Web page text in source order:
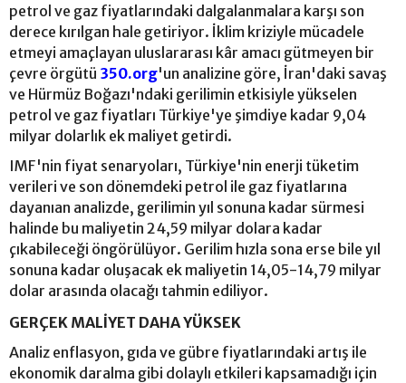
petrol ve gaz fiyatlarındaki dalgalanmalara karşı son
derece kırılgan hale getiriyor. İklim kriziyle mücadele
etmeyi amaçlayan uluslararası kâr amacı gütmeyen bir
çevre örgütü 350.org'un analizine göre, İran'daki savaş
ve Hürmüz Boğazı'ndaki gerilimin etkisiyle yükselen
petrol ve gaz fiyatları Türkiye'ye şimdiye kadar 9,04
milyar dolarlık ek maliyet getirdi.
IMF'nin fiyat senaryoları, Türkiye'nin enerji tüketim
verileri ve son dönemdeki petrol ile gaz fiyatlarına
dayanıan analizde, gerilimin yıl sonuna kadar sürmesi
halinde bu maliyetin 24,59 milyar dolara kadar
çıkabileceği öngörülüyor. Gerilim hızla sona erse bile yıl
sonuna kadar oluşacak ek maliyetin 14,05-14,79 milyar
dolar arasında olacağı tahmin ediliyor.
GERÇEK MALİYET DAHA YÜKSEK
Analiz enflasyon, gıda ve gübre fiyatlarındaki artış ile
ekonomik daralma gibi dolaylı etkileri kapsamadığı için